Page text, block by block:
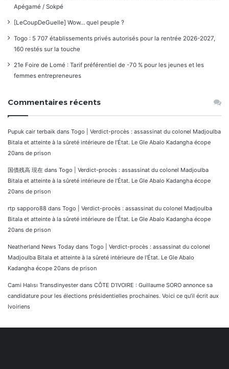
Apégamé / Sokpé
[LeCoupDeGuelle] Wow… quel peuple ?
Togo : 5 707 établissements privés autorisés pour la rentrée 2026-2027,
160 restés sur la touche
21e Foire de Lomé : Tarif préférentiel de -70 % pour les jeunes et les
femmes entrepreneures
Commentaires récents
Pupuk cair terbaik dans Togo | Verdict-procès : assassinat du colonel Madjoulba
Bitala et atteinte à la sûreté intérieure de l’État. Le Gle Abalo Kadangha écope
20ans de prison
国債残高 現在 dans Togo | Verdict-procès : assassinat du colonel Madjoulba
Bitala et atteinte à la sûreté intérieure de l’État. Le Gle Abalo Kadangha écope
20ans de prison
rtp sapporo88 dans Togo | Verdict-procès : assassinat du colonel Madjoulba
Bitala et atteinte à la sûreté intérieure de l’État. Le Gle Abalo Kadangha écope
20ans de prison
Neatherland News Today dans Togo | Verdict-procès : assassinat du colonel
Madjoulba Bitala et atteinte à la sûreté intérieure de l’État. Le Gle Abalo
Kadangha écope 20ans de prison
Cami Halısı Transdinyester dans CÔTE D’IVOIRE : Guillaume SORO annonce sa
candidature pour les élections présidentielles prochaines. Voici ce qu’il écrit aux
Ivoiriens